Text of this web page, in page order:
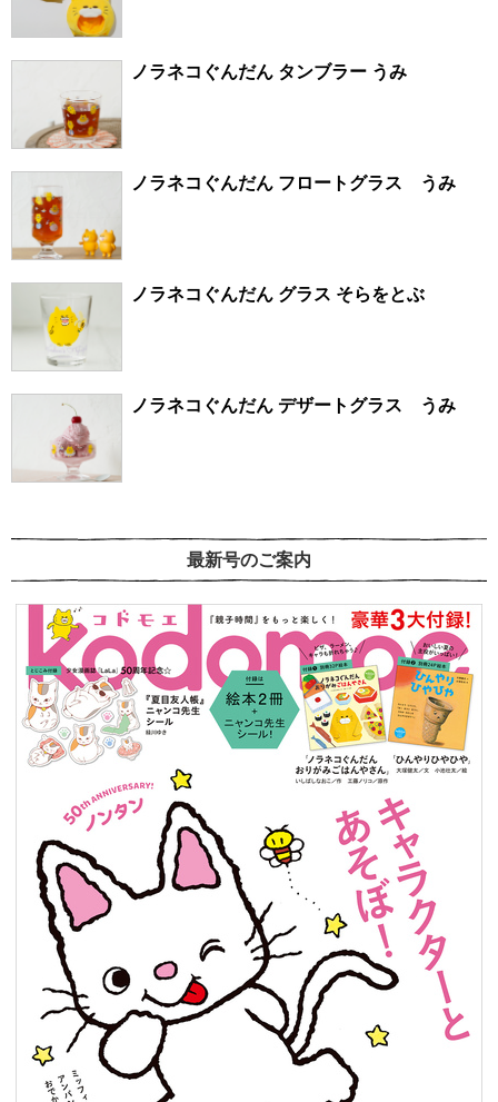
ノラネコぐんだん タンブラー うみ
ノラネコぐんだん フロートグラス うみ
ノラネコぐんだん グラス そらをとぶ
ノラネコぐんだん デザートグラス うみ
最新号のご案内